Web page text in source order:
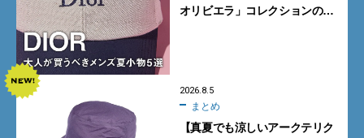
オリビエラ」コレクションの
2026.8.5
まとめ
【真夏でも涼しいアークテリク